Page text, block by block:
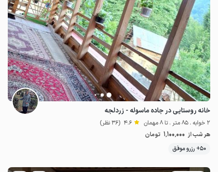
1.2میلیون ت
5
1.5میلیون ت 4.5
خانه روستایی در جاده ماسوله - زردلجه
2 خوابه . 85 متر . تا 8 مهمان 4.6 (36 نظر)
هر شب از 1٬100٬000 تومان
50+ رزرو موفق